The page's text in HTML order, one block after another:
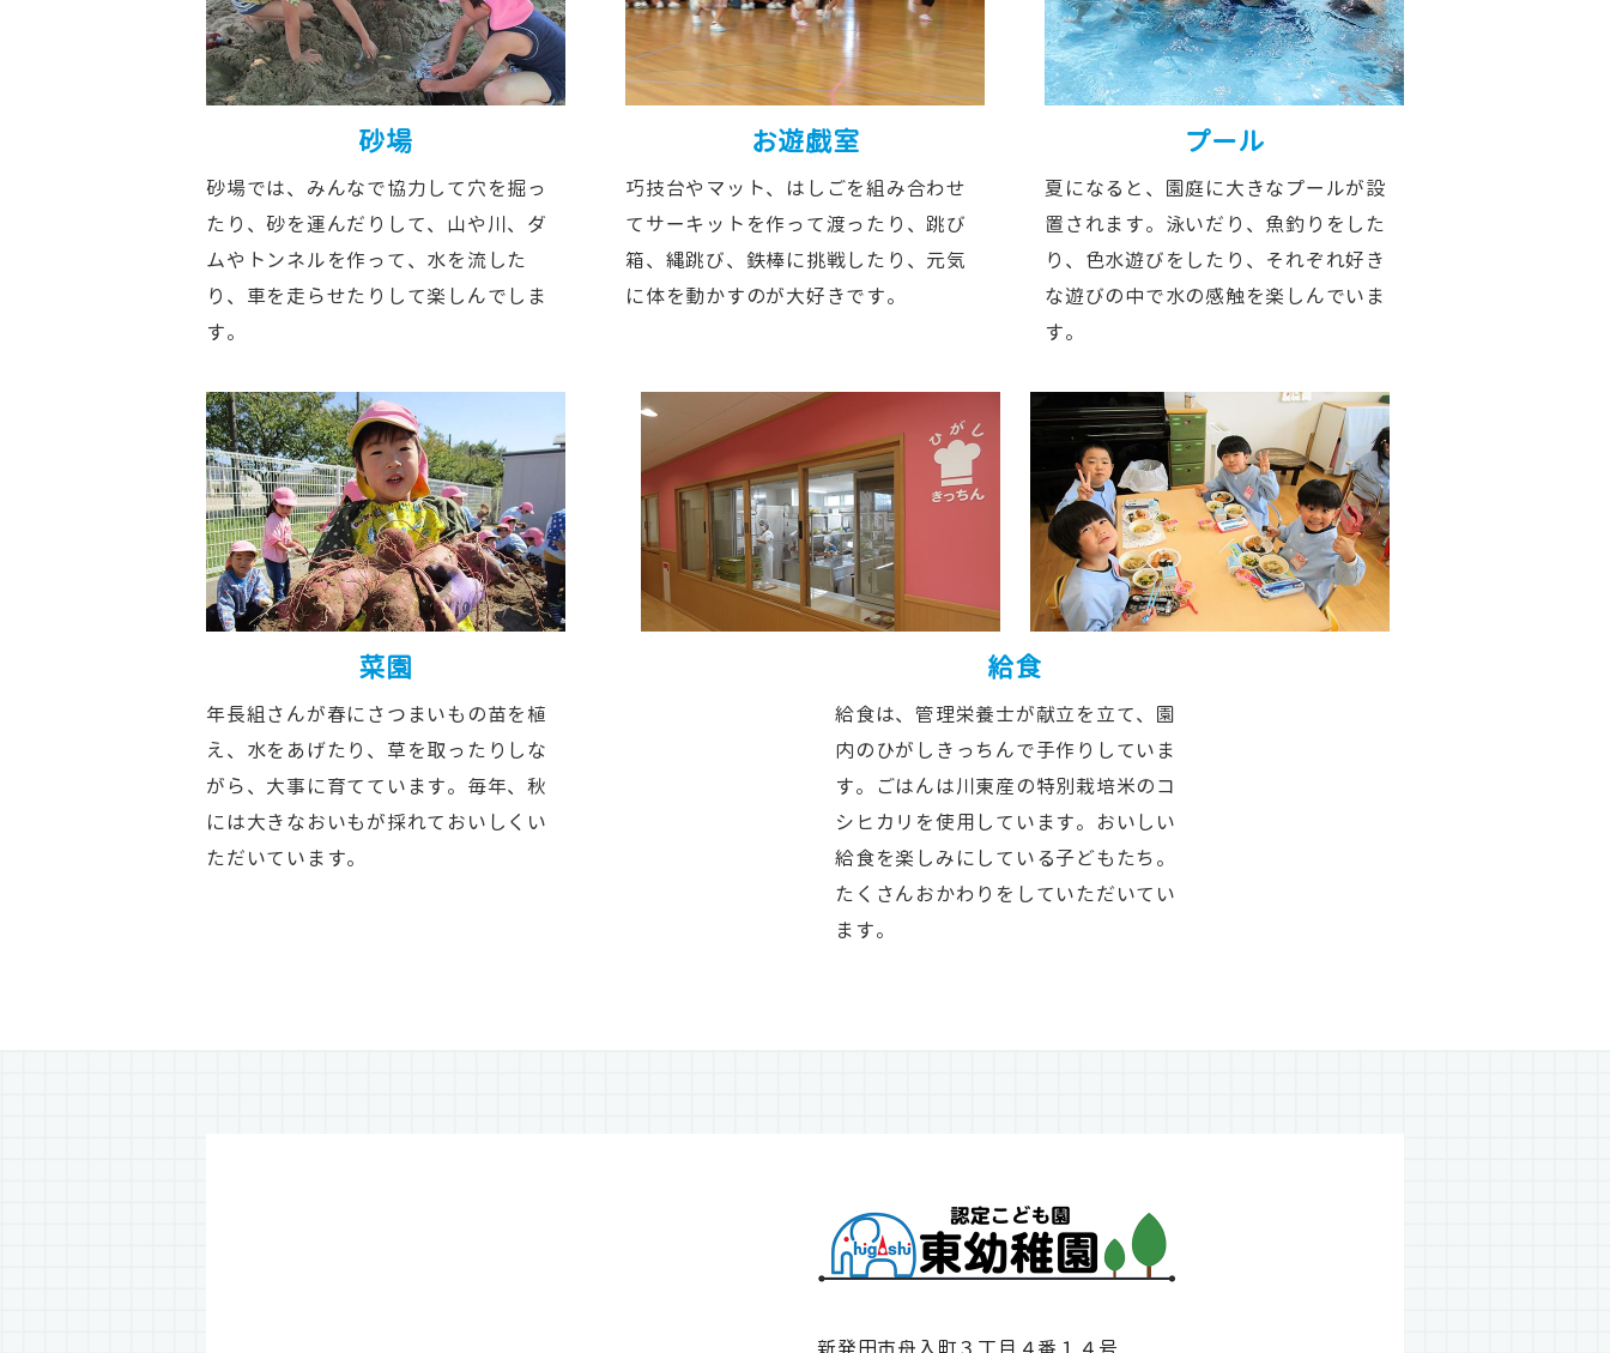
砂場
砂場では、みんなで協力して穴を掘っ
たり、砂を運んだりして、山や川、ダ
ムやトンネルを作って、水を流した
り、車を走らせたりして楽しんでしま
す。
お遊戯室
巧技台やマット、はしごを組み合わせ
てサーキットを作って渡ったり、跳び
箱、縄跳び、鉄棒に挑戦したり、元気
に体を動かすのが大好きです。
プール
夏になると、園庭に大きなプールが設
置されます。泳いだり、魚釣りをした
り、色水遊びをしたり、それぞれ好き
な遊びの中で水の感触を楽しんでいま
す。
菜園
年長組さんが春にさつまいもの苗を植
え、水をあげたり、草を取ったりしな
がら、大事に育てています。毎年、秋
には大きなおいもが採れておいしくい
ただいています。
給食
給食は、管理栄養士が献立を立て、園
内のひがしきっちんで手作りしていま
す。ごはんは川東産の特別栽培米のコ
シヒカリを使用しています。おいしい
給食を楽しみにしている子どもたち。
たくさんおかわりをしていただいてい
ます。